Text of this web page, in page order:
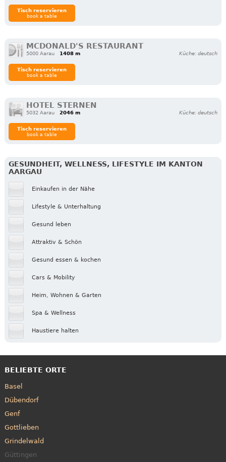
Tisch reservieren
book a table
MCDONALD'S RESTAURANT
5000 Aarau 1408 m Küche: deutsch
Tisch reservieren
book a table
HOTEL STERNEN
5032 Aarau 2046 m Küche: deutsch
Tisch reservieren
book a table
GESUNDHEIT, WELLNESS, LIFESTYLE IM KANTON
AARGAU
Einkaufen in der Nähe
Lifestyle & Unterhaltung
Gesund leben
Attraktiv & Schön
Gesund essen & kochen
Cars & Mobility
Heim, Wohnen & Garten
Spa & Wellness
Haustiere halten
BELIEBTE ORTE
Basel
Dübendorf
Genf
Gottlieben
Grindelwald
Güttingen